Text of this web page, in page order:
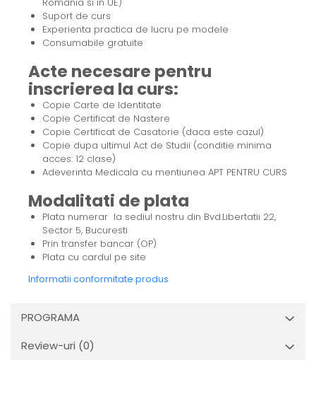
Suport de curs
Experienta practica de lucru pe modele
Consumabile gratuite
Acte necesare pentru
inscrierea la curs:
Copie Carte de Identitate
Copie Certificat de Nastere
Copie Certificat de Casatorie (daca este cazul)
Copie dupa ultimul Act de Studii (conditie minima
acces: 12 clase)
Adeverinta Medicala cu mentiunea APT PENTRU CURS
Modalitati de plata
Plata numerar la sediul nostru din Bvd.Libertatii 22,
Sector 5, Bucuresti
Prin transfer bancar (OP)
Plata cu cardul pe site
Informatii conformitate produs
PROGRAMA
Review-uri (0)